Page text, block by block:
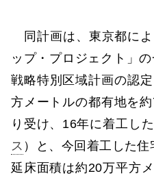
同計画は、東京都に
ップ・プロジェクト」
戦略特別区域計画の認
方メートルの都有地を
り受け、16年に着工し
ス ）と、今回着工した
延床面積は約20万平方